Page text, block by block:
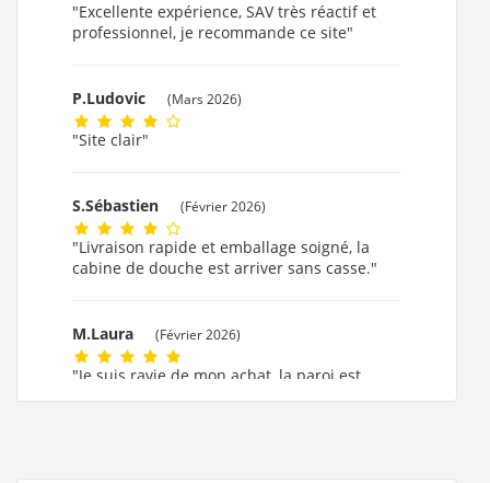
"Excellente expérience, SAV très réactif et
professionnel, je recommande ce site"
P.Ludovic (Mars 2026)
"Site clair"
S.Sébastien (Février 2026)
"Livraison rapide et emballage soigné, la
cabine de douche est arriver sans casse."
M.Laura (Février 2026)
"Je suis ravie de mon achat, la paroi est
formidable."